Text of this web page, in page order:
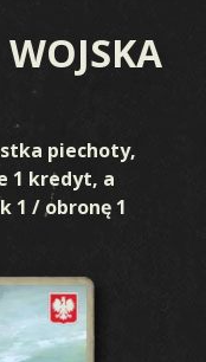
piechoty,
1 kredyt, a
1 / obronę 1